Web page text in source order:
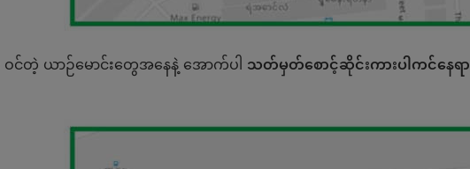
ဝင်တဲ့ ယာဉ်မောင်းတွေအနေနဲ့ အောက်ပါ သတ်မှတ်စောင့်ဆိုင်းကားပါကင်နေရာ